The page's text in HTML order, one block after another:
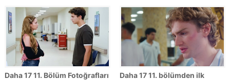
Daha 17 11. Bölüm Fotoğrafları
Daha 17 11. bölümden ilk